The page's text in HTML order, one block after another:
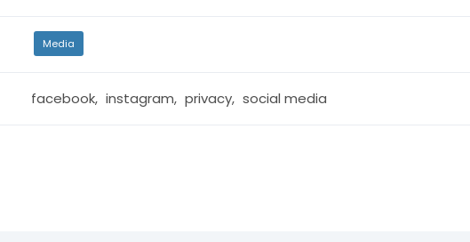
Media
facebook, instagram, privacy, social media